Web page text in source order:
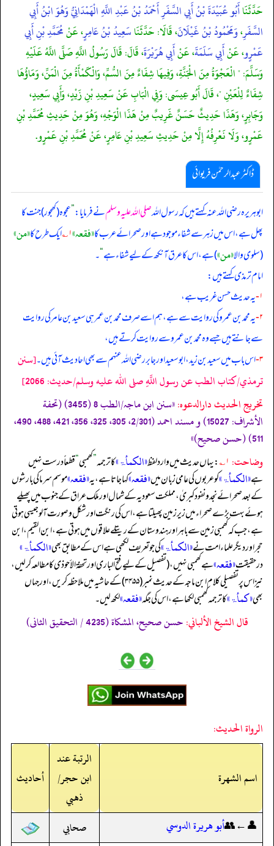
حَدَّثَنَاأَبُو عُبَيْدَةَ بْنُ أَبِي السَّفَرِ أَحْمَدُ بْنُ عَبْدِ اللَّهِ الْهَمْدَانِيُّ وَهُوَ ابْنُ أَبِي
السَّفَرِ،وَمَحْمُودُ بْنُ غَيْلَانَ، قَالَا: حَدَّثَنَاسَعِيدُ بْنُ عَامِرٍ، عَنْمُحَمَّدِ بْنِ أَبِي
عَمْرٍو، عَنْأَبِي سَلَمَةَ، عَنْأَبِي هُرَيْرَةَ، قَالَ: قَالَ رَسُولُ اللَّهِ صَلَّى اللَّهُ عَلَيْهِ
وَسَلَّمَ: " الْعَجْوَةُ مِنَ الْجَنَّةِ، وَفِيهَا شِفَاءٌ مِنَ السُّمِّ، وَالْكَمْأَةُ مِنَ الْمَنِّ، وَمَاؤُهَا
شِفَاءٌ لِلْعَيْنِ "، قَالَ أَبُو عِيسَى: وَفِي الْبَابِ عَنْ سَعِيدِ بْنِ زَيْدٍ، وَأَبِي سَعِيدٍ،
وَجَابِرٍ، وَهَذَا حَدِيثٌ حَسَنٌ غَرِيبٌ مِنْ هَذَا الْوَجْهِ، وَهُوَ مِنْ حَدِيثِ مُحَمَّدِ بْنِ
عَمْرٍو، وَلَا نَعْرِفُهُ إِلَّا مِنْ حَدِيثِ سَعِيدِ بْنِ عَامِرٍ، عَنْ مُحَمَّدِ بْنِ عَمْرٍو.
ڈاکٹر عبدالرحمٰن فریوائی
ابوہریرہ رضی الله عنہ کہتے ہیں کہرسول اللہصلی اللہ علیہ وسلمنے فرمایا:”عجوہ (کھجور) جنت کا
پھل ہے، اس میں زہر سے شفاء موجود ہے اور صحرائے عرب کا«فقعہ»۱؎ ایک طرح کا«من»
(سلوی والا«من») ہے، اس کا عرق آنکھ کے لیے شفاء ہے“۔
امام ترمذی کہتے ہیں:
۱- یہ حدیث حسن غریب ہے،
۲- یہ محمد بن عمرو کی روایت سے ہے، ہم اسے صرف محمد بن عمر ہی سعید بن عامر کی روایت
سے جانتے ہیں جسے وہ محمد بن عمرو سے روایت کرتے ہیں،
۳- اس باب میں سعید بن زید، ابوسعید اور جابر رضی الله عنہم سے بھی احادیث آئی ہیں۔[سنن
ترمذي/كتاب الطب عن رسول اللَّهِ صلى الله عليه وسلم/حدیث: 2066]
تخریج الحدیث دارالدعوہ:
«سنن ابن ماجہ/الطب 8 (3455) (تحفة
الأشراف: 15027) و مسند احمد (2/301، 305، 325، 356، 421، 488، 490،
511) (حسن صحیح)»
وضاحت: ۱؎ : یہاں حدیث میں وارد لفظ«الکمأۃ»کا ترجمہ”کھمبی“قطعاً درست نہیں
ہے«الکمأۃ»کو عربوں کی عامی زبان میں«فقعہ»کہا جاتا ہے، یہ«فقعہ»موسم سرما کی بارشوں
کے بعد صحرائے نجد و نفود کبریٰ، مملکت سعودیہ کے شمال اور ملک عراق کے جنوب میں پھیلے
ہوئے بہت بڑے صحراء میں زیر زمین پھیلتا ہے، اس کی رنگت اور شکل و صورت آلو جیسی ہوتی
ہے، جب کہ کھمبی زمین سے باہر اور ہندوستان کے ریتلے علاقوں میں ہوتی ہے، ابن القیم، ابن
حجر اور دیگر علماء امت نے«الکمأۃ»کی جو تعریف لکھی ہے اس کے مطابق بھی«الکمأۃ»
درحقیقت«فقعہ»ہے کھمبی نہیں، (تفصیل کے لیے فتح الباری اور تحفۃ الأحوذی کا مطالعہ کر لیں،
نیز اس پر تفصیلی کلام ابن ماجہ کے حدیث نمبر (۳۴۵۵) کے حاشیہ میں ملاحظہ کریں، اور جہاں
بھی«کمأۃ»کا ترجمہ کھمبی لکھا ہے، اس کی جگہ«فقعہ»لکھ لیں۔
قال الشيخ الألباني:حسن صحيح، المشكاة (4235 / التحقيق الثانى)
الرواة الحديث:
اسم الشهرة
الرتبة عند
ابن حجر/
ذهبي
أحاديث
👤←👥أبو هريرة الدوسي
صحابي